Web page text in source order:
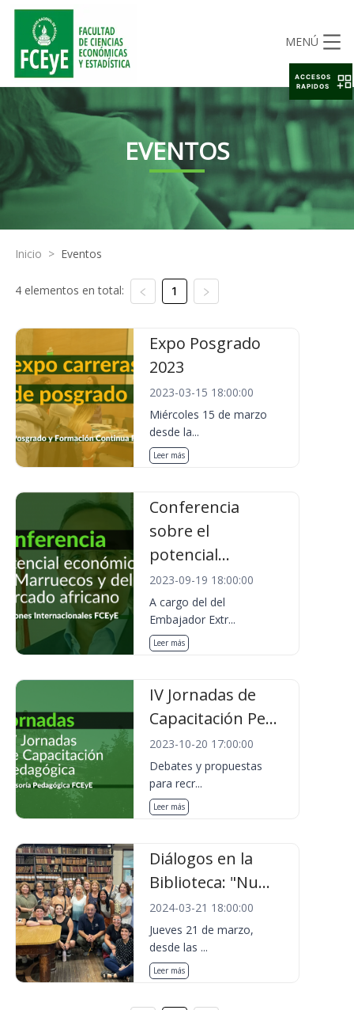
MENÚ
EVENTOS
Inicio > Eventos
4 elementos en total: 1
Expo Posgrado
2023
2023-03-15 18:00:00
Miércoles 15 de marzo
desde la...
Leer más
Conferencia
sobre el
potencial...
2023-09-19 18:00:00
A cargo del del
Embajador Extr...
Leer más
IV Jornadas de
Capacitación Pe...
2023-10-20 17:00:00
Debates y propuestas
para recr...
Leer más
Diálogos en la
Biblioteca: "Nu...
2024-03-21 18:00:00
Jueves 21 de marzo,
desde las ...
Leer más
ACCESOS
RAPIDOS